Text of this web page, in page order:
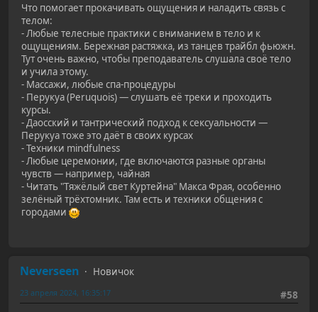
Что помогает прокачивать ощущения и наладить связь с
телом:
- Любые телесные практики с вниманием в тело и к
ощущениям. Бережная растяжка, из танцев трайбл фьюжн.
Тут очень важно, чтобы преподаватель слушала своё тело
и учила этому.
- Массажи, любые спа-процедуры
- Перукуа (Peruquois) — слушать её треки и проходить
курсы.
- Даосский и тантрический подход к сексуальности —
Перукуа тоже это даёт в своих курсах
- Техники mindfulness
- Любые церемонии, где включаются разные органы
чувств — например, чайная
- Читать "Тяжёлый свет Куртейна" Макса Фрая, особенно
зелёный трёхтомник. Там есть и техники общения с
городами
Neverseen
Новичок
#58
23 апреля 2024, 16:35:17